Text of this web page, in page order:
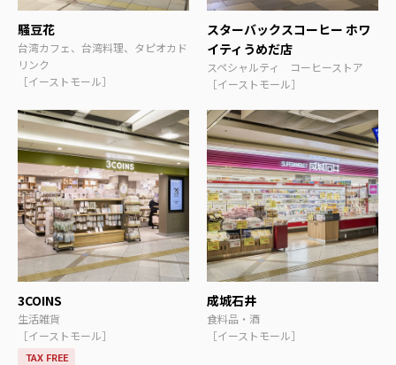
騒豆花
台湾カフェ、台湾料理、タピオカド
リンク
［イーストモール］
スターバックスコーヒー ホワ
イティうめだ店
スペシャルティ コーヒーストア
［イーストモール］
3COINS
生活雑貨
［イーストモール］
TAX FREE
成城石井
食料品・酒
［イーストモール］